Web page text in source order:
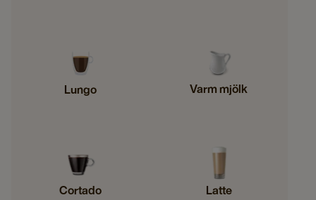
Lungo Varm mjölk
Cortado Latte